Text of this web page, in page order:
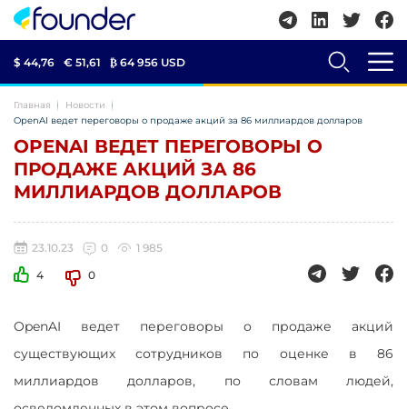
$ 44,76 € 51,61 ₿ 64 956 USD
Главная
Новости
OpenAI ведет переговоры о продаже акций за 86 миллиардов долларов
OPENAI ВЕДЕТ ПЕРЕГОВОРЫ О
ПРОДАЖЕ АКЦИЙ ЗА 86
МИЛЛИАРДОВ ДОЛЛАРОВ
23.10.23 0
1 985
4
0
OpenAI ведет переговоры о продаже акций
существующих сотрудников по оценке в 86
миллиардов долларов, по словам людей,